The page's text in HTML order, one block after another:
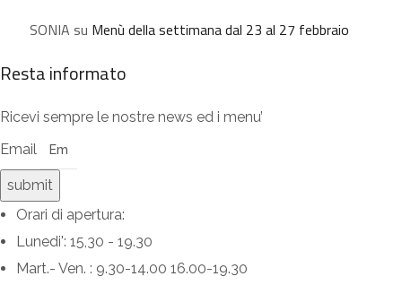
SONIA su Menù della settimana dal 23 al 27 febbraio
Resta informato
Ricevi sempre le nostre news ed i menu’
Email
submit
Orari di apertura:
Lunedi': 15,30 - 19.30
Mart.- Ven. : 9.30-14.00 16.00-19.30